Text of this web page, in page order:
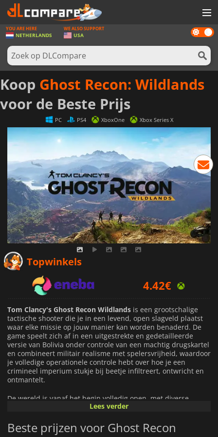
SPELLEN
GAME CARDS
SOFTWARE
REWARDS
NIEUWS
LOG IN OF REGISTREER
Dark
mode
YOU ARE HERE
NETHERLANDS
WE ALSO SUPPORT
USA
Koop Ghost Recon: Wildlands
voor de Beste Prijs
PC PS4 XboxOne Xbox Series X
Topwinkels
4.42€
6.09€
Tom Clancy's Ghost Recon Wildlands is een grootschalige
tactische shooter die je in een levend, open slagveld plaatst
waar elke missie op jouw manier kan worden benaderd. De
game speelt zich af in een uitgestrekte en gedetailleerde
versie van Bolivia onder controle van een machtig drugskartel
en combineert militair realisme met spelersvrijheid, waardoor
je volledige operationele controle hebt over hoe je een
crimineel imperium stukje bij beetje infiltreert, ontwricht en
ontmantelt.
De wereld is vanaf het begin volledig open, met diverse
regio's die variëren van dichte jungles en zoutpannen tot
Dynamisch weer, dag-nachtcycli en burgeractiviteit zorgen
voor een constant veranderende tactische omgeving. Je kunt
Lees verder
Beste prijzen voor Ghost Recon